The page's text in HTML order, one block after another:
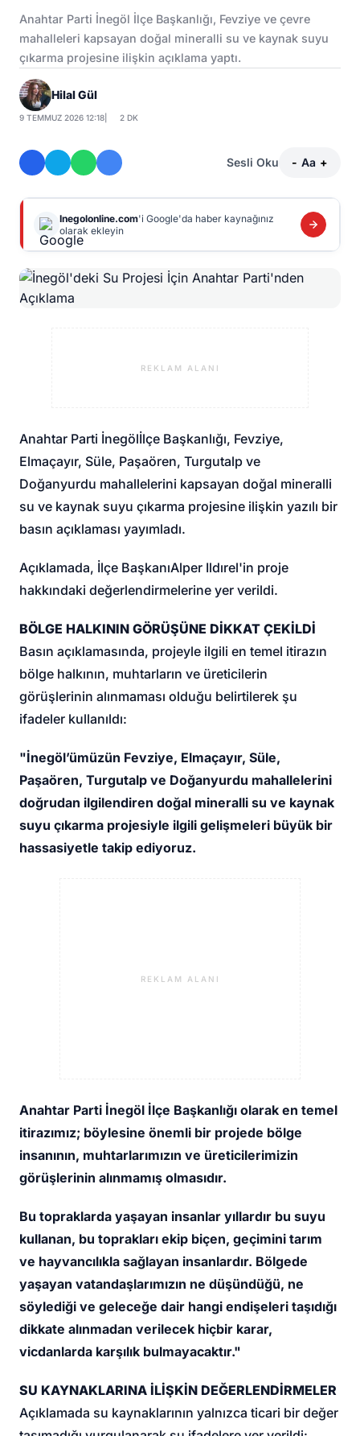
Anahtar Parti İnegöl İlçe Başkanlığı, Fevziye ve çevre
mahalleleri kapsayan doğal mineralli su ve kaynak suyu
çıkarma projesine ilişkin açıklama yaptı.
Hilal Gül
9 TEMMUZ 2026 12:18 2 DK
Sesli Oku - Aa +
Inegolonline.com'i Google'da haber kaynağınız
olarak ekleyin
REKLAM ALANI
Anahtar Parti İnegölİlçe Başkanlığı, Fevziye,
Elmaçayır, Süle, Paşaören, Turgutalp ve
Doğanyurdu mahallelerini kapsayan doğal mineralli
su ve kaynak suyu çıkarma projesine ilişkin yazılı bir
basın açıklaması yayımladı.
Açıklamada, İlçe BaşkanıAlper Ildırel'in proje
hakkındaki değerlendirmelerine yer verildi.
BÖLGE HALKININ GÖRÜŞÜNE DİKKAT ÇEKİLDİ
Basın açıklamasında, projeyle ilgili en temel itirazın
bölge halkının, muhtarların ve üreticilerin
görüşlerinin alınmaması olduğu belirtilerek şu
ifadeler kullanıldı:
"İnegöl’ümüzün Fevziye, Elmaçayır, Süle,
Paşaören, Turgutalp ve Doğanyurdu mahallelerini
doğrudan ilgilendiren doğal mineralli su ve kaynak
suyu çıkarma projesiyle ilgili gelişmeleri büyük bir
hassasiyetle takip ediyoruz.
REKLAM ALANI
Anahtar Parti İnegöl İlçe Başkanlığı olarak en temel
itirazımız; böylesine önemli bir projede bölge
insanının, muhtarlarımızın ve üreticilerimizin
görüşlerinin alınmamış olmasıdır.
Bu topraklarda yaşayan insanlar yıllardır bu suyu
kullanan, bu toprakları ekip biçen, geçimini tarım
ve hayvancılıkla sağlayan insanlardır. Bölgede
yaşayan vatandaşlarımızın ne düşündüğü, ne
söylediği ve geleceğe dair hangi endişeleri taşıdığı
dikkate alınmadan verilecek hiçbir karar,
vicdanlarda karşılık bulmayacaktır."
SU KAYNAKLARINA İLİŞKİN DEĞERLENDİRMELER
Açıklamada su kaynaklarının yalnızca ticari bir değer